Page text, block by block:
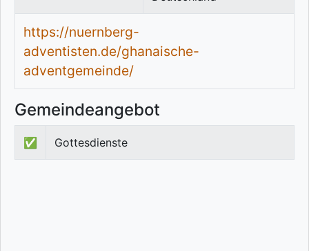
https://nuernberg-
adventisten.de/ghanaische-
adventgemeinde/
Gemeindeangebot
✅ Gottesdienste